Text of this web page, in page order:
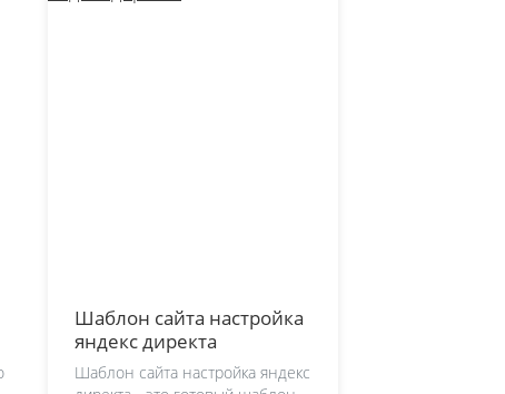
Шаблон сайта настройка
яндекс директа
Шаблон сайта настройка яндекс